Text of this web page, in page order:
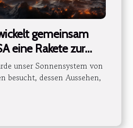
gemeinsam
eine Rakete zur
unser Sonnensystem von
besucht, dessen Aussehen,